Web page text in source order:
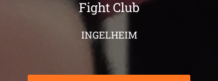
Fight Club
INGELHEIM